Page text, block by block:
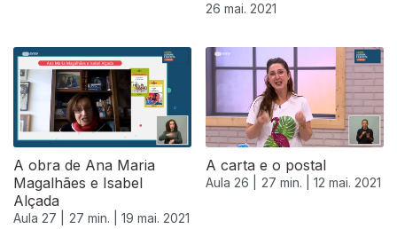
26 mai. 2021
A obra de Ana Maria
Magalhães e Isabel
Alçada
Aula 27 | 27 min. | 19 mai. 2021
A carta e o postal
Aula 26 | 27 min. | 12 mai. 2021